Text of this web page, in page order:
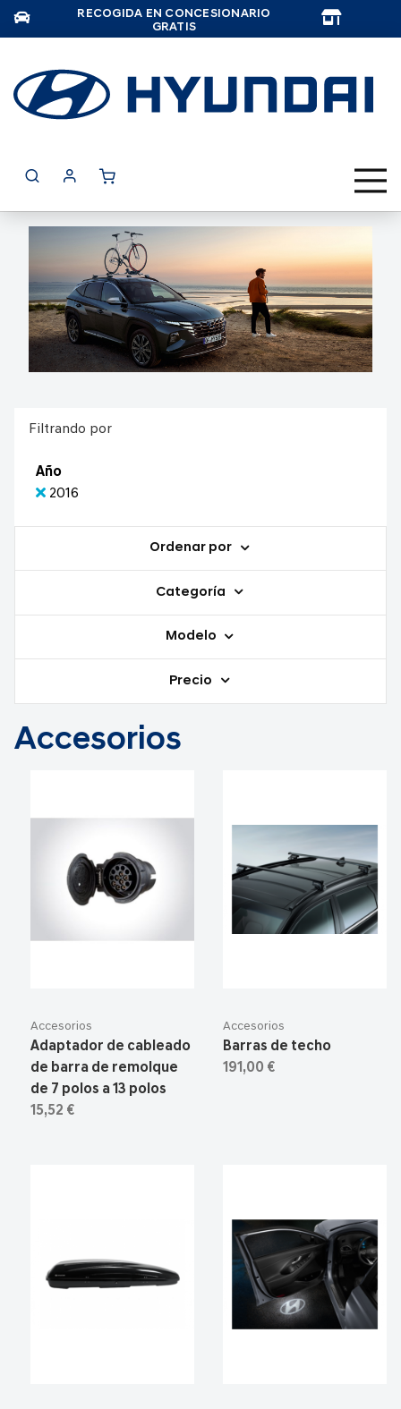
RECOGIDA EN CONCESIONARIO
GRATIS
Filtrando por
Año
2016
Ordenar por
Categoría
Modelo
Precio
Accesorios
Accesorios
Adaptador de cableado
de barra de remolque
de 7 polos a 13 polos
15,52 €
Accesorios
Barras de techo
191,00 €